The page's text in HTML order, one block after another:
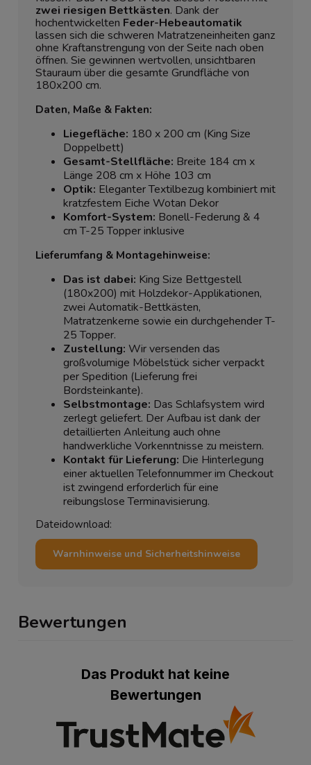
zwei riesigen Bettkästen. Dank der
hochentwickelten Feder-Hebeautomatik
lassen sich die schweren Matratzeneinheiten ganz
ohne Kraftanstrengung von der Seite nach oben
öffnen. Sie gewinnen wertvollen, unsichtbaren
Stauraum über die gesamte Grundfläche von
180x200 cm.
Daten, Maße & Fakten:
Liegefläche: 180 x 200 cm (King Size
Doppelbett)
Gesamt-Stellfläche: Breite 184 cm x
Länge 208 cm x Höhe 103 cm
Optik: Eleganter Textilbezug kombiniert mit
kratzfestem Eiche Wotan Dekor
Komfort-System: Bonell-Federung & 4
cm T-25 Topper inklusive
Lieferumfang & Montagehinweise:
Das ist dabei: King Size Bettgestell
(180x200) mit Holzdekor-Applikationen,
zwei Automatik-Bettkästen,
Matratzenkerne sowie ein durchgehender T-
25 Topper.
Zustellung: Wir versenden das
großvolumige Möbelstück sicher verpackt
per Spedition (Lieferung frei
Bordsteinkante).
Selbstmontage: Das Schlafsystem wird
zerlegt geliefert. Der Aufbau ist dank der
detaillierten Anleitung auch ohne
handwerkliche Vorkenntnisse zu meistern.
Kontakt für Lieferung: Die Hinterlegung
einer aktuellen Telefonnummer im Checkout
ist zwingend erforderlich für eine
reibungslose Terminavisierung.
Dateidownload:
Warnhinweise und Sicherheitshinweise
Bewertungen
Das Produkt hat keine
Bewertungen